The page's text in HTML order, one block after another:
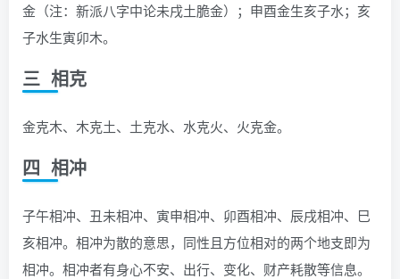
金（注：新派八字中论未戌土脆金）；申酉金生亥子水；亥
子水生寅卯木。
三 相克
金克木、木克土、土克水、水克火、火克金。
四 相冲
子午相冲、丑未相冲、寅申相冲、卯酉相冲、辰戌相冲、巳
亥相冲。相冲为散的意思，同性且方位相对的两个地支即为
相冲。相冲者有身心不安、出行、变化、财产耗散等信息。